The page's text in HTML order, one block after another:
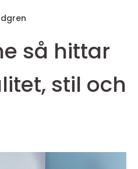
så hittar
stil och